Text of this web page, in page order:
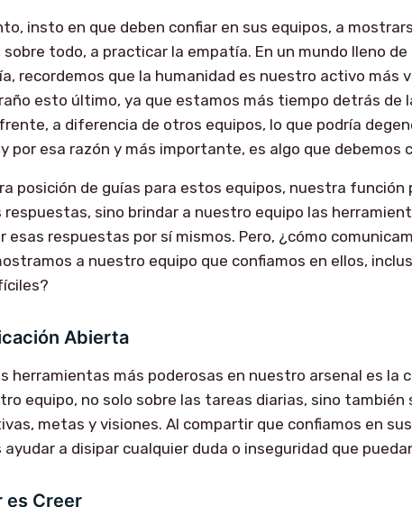
insto en que deben confiar en sus equipos, a
sobre todo, a practicar la empatía. En un mundo lleno
recordemos que la humanidad es nuestro activo más
esto último, ya que estamos más tiempo detrás de
a diferencia de otros equipos, lo que podría
por esa razón y más importante, es algo que debemos
posición de guías para estos equipos, nuestra función
respuestas, sino brindar a nuestro equipo las
esas respuestas por sí mismos. Pero, ¿cómo
a nuestro equipo que confiamos en ellos,
Abierta
herramientas más poderosas en nuestro arsenal es la
equipo, no solo sobre las tareas diarias, sino también
metas y visiones. Al compartir que confiamos en
ayudar a disipar cualquier duda o inseguridad que
es Creer
NodeJS?